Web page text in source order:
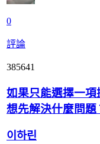
0
評論
385641
如果只能選擇一
想先解決什麼問題
이하린